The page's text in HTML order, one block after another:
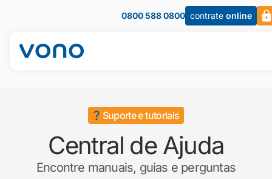
0800 588 0800 contrate online
Suporte e tutoriais
Central de Ajuda
Encontre manuais, guias e perguntas